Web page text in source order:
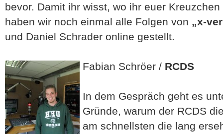
bevor. Damit ihr wisst, wo ihr euer
haben wir noch einmal alle Folgen von „x-
und Daniel Schrader online gestellt.
Fabian Schröer / RCDS
In dem Gespräch geht es
Gründe, warum der RCDS
am schnellsten die lang